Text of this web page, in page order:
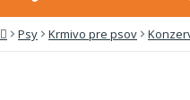
Domov
Psy Krmivo pre psov